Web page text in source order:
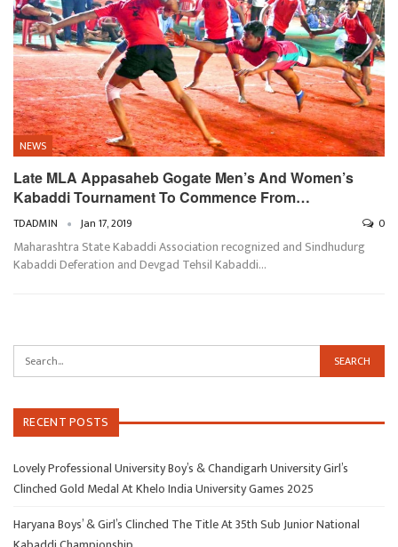
NEWS
Late MLA Appasaheb Gogate Men’s And Women’s
Kabaddi Tournament To Commence From…
TDADMIN Jan 17, 2019 0
Maharashtra State Kabaddi Association recognized and Sindhudurg
Kabaddi Deferation and Devgad Tehsil Kabaddi…
RECENT POSTS
Lovely Professional University Boy’s & Chandigarh University Girl’s
Clinched Gold Medal At Khelo India University Games 2025
Haryana Boys’ & Girl’s Clinched The Title At 35th Sub Junior National